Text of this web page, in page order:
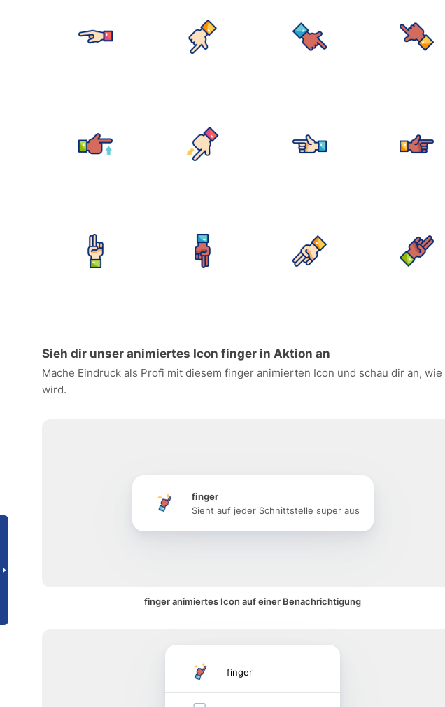
Sieh dir unser animiertes Icon finger in Aktion an
Mache Eindruck als Profi mit diesem finger animierten Icon und schau dir an,
wird.
finger
Sieht auf jeder Schnittstelle super aus
finger animiertes Icon auf einer Benachrichtigung
finger